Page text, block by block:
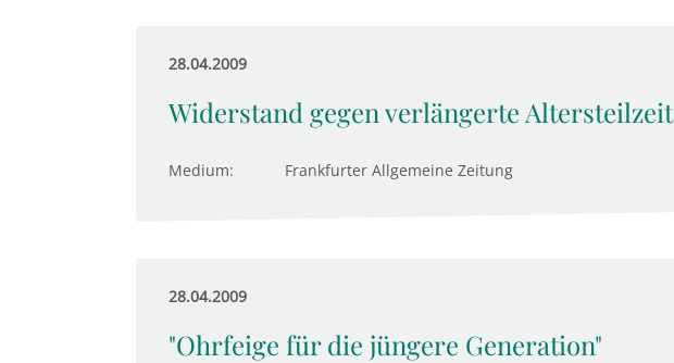
28.04.2009
Widerstand gegen verlängerte Altersteilzeit
Medium: Frankfurter Allgemeine Zeitung
28.04.2009
"Ohrfeige für die jüngere Generation"